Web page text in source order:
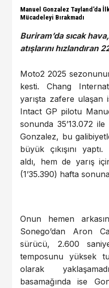
Manuel Gonzalez Tayland’da
Mücadeleyi Bırakmadı
Buriram’da sıcak
atışlarını hızlandıran
Moto2 2025
kesti. Chang
yarışta zafere ulaşan
Intact GP pilotu
sonunda 35’13.072
Gonzalez, bu
büyük çıkışını
aldı, hem de yarış
(1’35.390) hafta sonuna
Onun hemen
Sonego’dan Aron
sürücü, 2.600
temposunu yüksek
olarak
basamağında ise